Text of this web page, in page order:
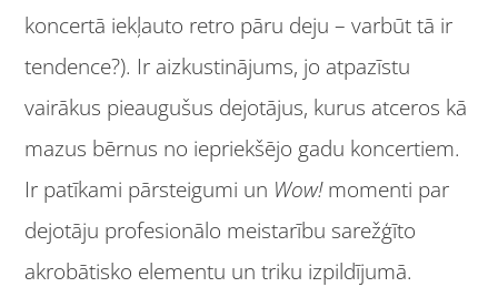
koncertā iekļauto retro pāru deju – varbūt tā ir
tendence?). Ir aizkustinājums, jo atpazīstu
vairākus pieaugušus dejotājus, kurus atceros kā
mazus bērnus no iepriekšējo gadu koncertiem.
Ir patīkami pārsteigumi un Wow!momenti par
dejotāju profesionālo meistarību sarežģīto
akrobātisko elementu un triku izpildījumā.